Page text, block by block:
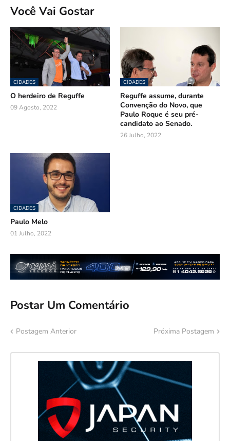
Você Vai Gostar
CIDADES
O herdeiro de Reguffe
09 Agosto, 2022
CIDADES
Reguffe assume, durante
Convenção do Novo, que
Paulo Roque é seu pré-
candidato ao Senado.
26 Julho, 2022
CIDADES
Paulo Melo
01 Julho, 2022
Postar Um Comentário
Postagem Anterior Próxima Postagem